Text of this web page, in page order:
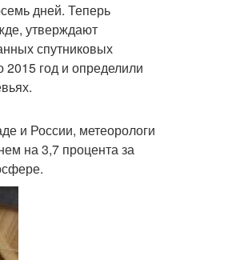
дней. Теперь
утверждают
спутниковых
2015 год и определили
и России, метеорологи
на 3,7 процента за